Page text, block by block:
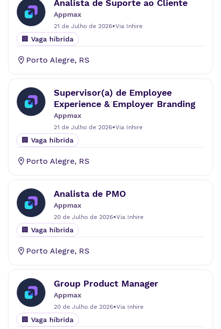
Analista de Suporte ao Cliente
Appmax
21 de Julho de 2026•Via Inhire
🏢 Vaga híbrida
Porto Alegre, RS
Supervisor(a) de Employee
Experience & Employer Branding
Appmax
21 de Julho de 2026•Via Inhire
🏢 Vaga híbrida
Porto Alegre, RS
Analista de PMO
Appmax
20 de Julho de 2026•Via Inhire
🏢 Vaga híbrida
Porto Alegre, RS
Group Product Manager
Appmax
20 de Julho de 2026•Via Inhire
🏢 Vaga híbrida